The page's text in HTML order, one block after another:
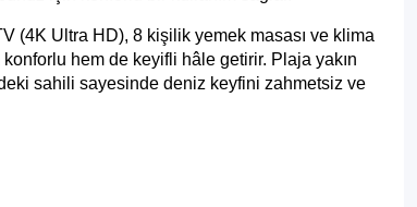
(4K Ultra HD), 8 kişilik yemek masası ve klima
konforlu hem de keyifli hâle getirir. Plaja yakın
sahili sayesinde deniz keyfini zahmetsiz ve